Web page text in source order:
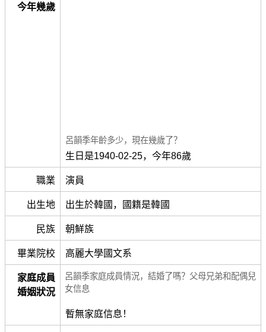
今年幾歲
呂韻季年齡多少，現在幾歲了？
生日是1940-02-25，今年86歲
職業 演員
出生地 出生於韓國，國籍是韓國
民族 朝鮮族
畢業院校 高麗大學國文系
家庭成員
婚姻狀況
呂韻季家庭成員情況，結婚了嗎？父母兄弟和配偶兒
女信息
暫無家庭信息！